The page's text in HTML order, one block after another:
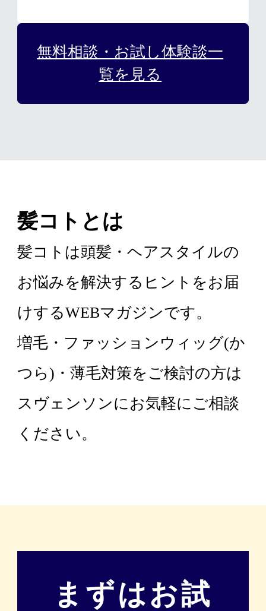
無料相談・お試し体験談一
覧を見る
髪コトとは
髪コトは頭髪・ヘアスタイルの
お悩みを解決するヒントをお届
けするWEBマガジンです。
増毛・ファッションウィッグ(か
つら)・薄毛対策をご検討の方は
スヴェンソンにお気軽にご相談
ください。
まずはお試